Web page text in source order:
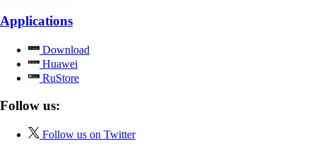
Applications
Download
Huawei
RuStore
Follow us:
Follow us on Twitter